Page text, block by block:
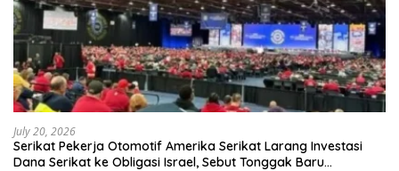
July 20, 2026
Serikat Pekerja Otomotif Amerika Serikat Larang Investasi
Dana Serikat ke Obligasi Israel, Sebut Tonggak Baru